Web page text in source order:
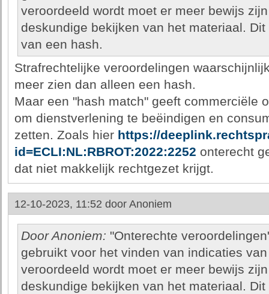
veroordeeld wordt moet er meer bewijs
deskundige bekijken van het materiaal.
van een hash.
Strafrechtelijke veroordelingen
meer zien dan alleen een hash.
Maar een "hash match" geeft commerciële
om dienstverlening te beëindigen en
zetten. Zoals hier https://
id=ECLI:NL:RBROT:2022:2252 onterecht
dat niet makkelijk rechtgezet krijgt.
12-10-2023, 11:52 door Anoniem
Door Anoniem: "Onterechte
gebruikt voor het vinden van indicaties
veroordeeld wordt moet er meer bewijs
deskundige bekijken van het materiaal.